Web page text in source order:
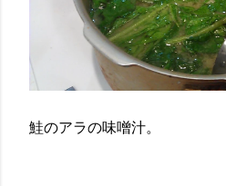
鮭のアラの味噌汁。